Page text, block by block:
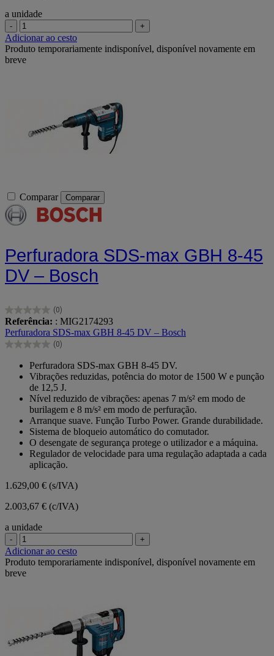
a unidade
- +
Adicionar ao cesto
Produto temporariamente indisponível, disponível novamente em
breve
Comparar Comparar
Perfuradora SDS-max GBH 8-45
DV – Bosch
(0)
0.0
em
5
estrelas.
Referência: : MIG2174293
Perfuradora SDS-max GBH 8-45 DV – Bosch
(0)
0.0
estrelas.
Perfuradora SDS-max GBH 8-45 DV.
Vibrações reduzidas, potência do motor de 1500 W e punção
de 12,5 J.
Nível reduzido de vibrações: apenas 7 m/s² em modo de
burilagem e 8 m/s² em modo de perfuração.
Arranque suave. Função Turbo Power. Grande durabilidade.
Sistema de bloqueio automático do comutador.
O desengate de segurança protege o utilizador e a máquina.
Regulador de velocidade para uma regulação adaptada a cada
aplicação.
1.629,00 € (s/IVA)
2.003,67 € (c/IVA)
a unidade
- +
Adicionar ao cesto
Produto temporariamente indisponível, disponível novamente em
breve